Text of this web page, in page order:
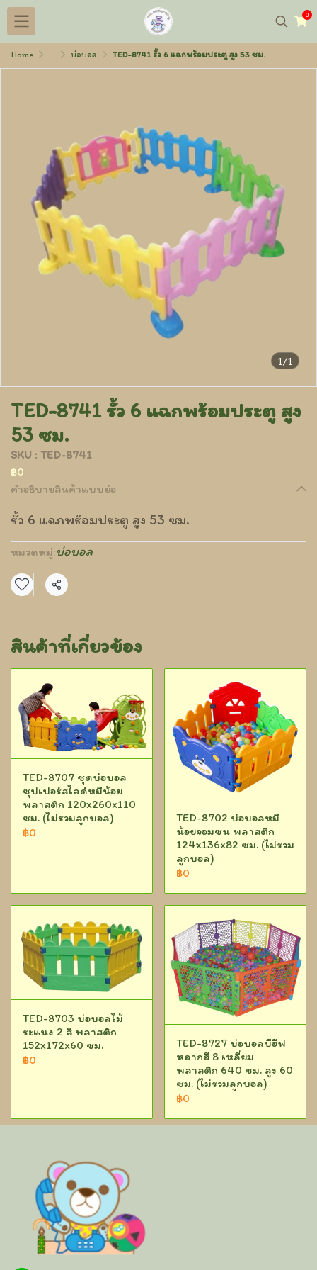
0
Home ... บ่อบอล TED-8741 รั้ว 6 แฉกพร้อมประตู สูง 53 ซม.
1/1
TED-8741 รั้ว 6 แฉกพร้อมประตู สูง
53 ซม.
SKU : TED-8741
฿0
คำอธิบายสินค้าแบบย่อ
รั้ว 6 แฉกพร้อมประตู สูง 53 ซม.
หมวดหมู่:บ่อบอล
แชร์
สินค้าที่เกี่ยวข้อง
TED-8707 ชุดบ่อบอล
ซุปเปอร์สไลด์หมีน้อย
พลาสติก 120x260x110
ซม. (ไม่รวมลูกบอล)
฿0
TED-8702 บ่อบอลหมี
น้อยจอมซน พลาสติก
124x136x82 ซม. (ไม่รวม
ลูกบอล)
฿0
TED-8703 บ่อบอลไม้
ระแนง 2 สี พลาสติก
152x172x60 ซม.
฿0
TED-8727 บ่อบอลบีฮีฟ
หลากสี 8 เหลี่ยม
พลาสติก 640 ซม. สูง 60
ซม. (ไม่รวมลูกบอล)
฿0